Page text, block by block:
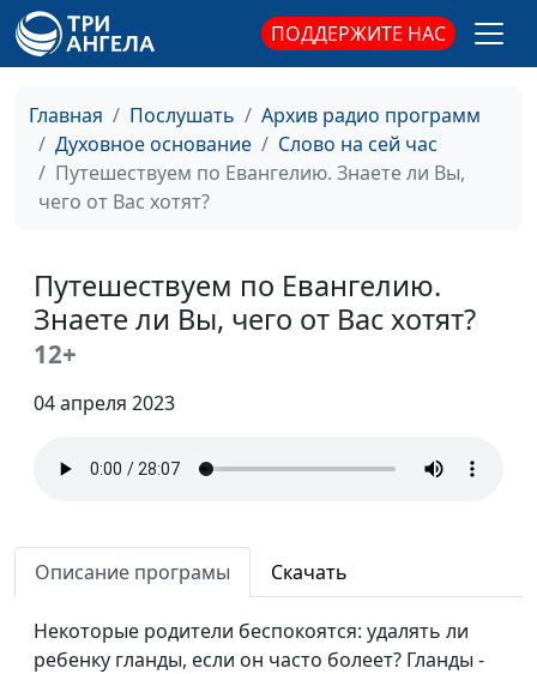
ПОДДЕРЖИТЕ НАС
Главная Послушать
Архив радио программ
Духовное основание
Слово на сей час
Путешествуем по Евангелию. Знаете ли Вы,
чего от Вас хотят?
Путешествуем по Евангелию.
Знаете ли Вы, чего от Вас хотят?
12+
04 апреля 2023
Описание програмы Скачать
Некоторые родители беспокоятся: удалять ли
ребенку гланды, если он часто болеет? Гланды -
Путешествуем по
Евангелию. А как на
самом деле в
Вениамин Дашкевич,
священнослужитель
Путешествуем по
Евангелию. Зачем нам
учится у Иисуса?
Валерий Малышев,
Вениамин Дашкевич,
Евангелию. В Библии
есть противоречия?
Вениамин Дашкевич,
священнослужитель
Путешествуем по
ли Вы?
Путешествуем по
или по духу?
Валерий Малышев,
Евангелию. Пасха -
свобода от греха
Валерий Малышев,
Вениамин Дашкевич,
священнослужитель
#48